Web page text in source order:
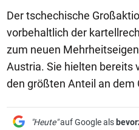
Der tschechische
vorbehaltlich der
zum neuen
Austria. Sie hielten bereits
den größten Anteil an
"Heute"auf Google als